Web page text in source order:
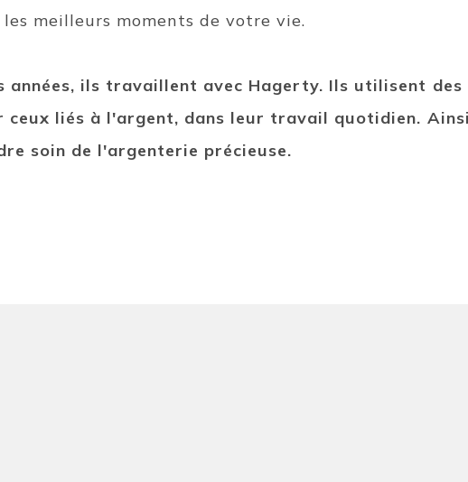
meilleurs moments de votre vie.
années, ils travaillent avec Hagerty. Ils utilisent
liés à l'argent, dans leur travail quotidien.
soin de l'argenterie précieuse.